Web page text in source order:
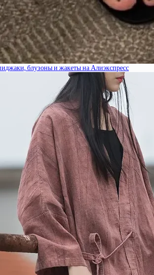
блузоны и жакеты на Алиэкспресс